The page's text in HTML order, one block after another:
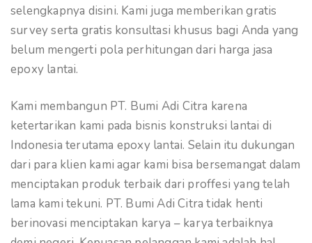
selengkapnya disini. Kami juga memberikan gratis
survey serta gratis konsultasi khusus bagi Anda yang
belum mengerti pola perhitungan dari harga jasa
epoxy lantai.
Kami membangun PT. Bumi Adi Citra karena
ketertarikan kami pada bisnis konstruksi lantai di
Indonesia terutama epoxy lantai. Selain itu dukungan
dari para klien kami agar kami bisa bersemangat dalam
menciptakan produk terbaik dari proffesi yang telah
lama kami tekuni. PT. Bumi Adi Citra tidak henti
berinovasi menciptakan karya – karya terbaiknya